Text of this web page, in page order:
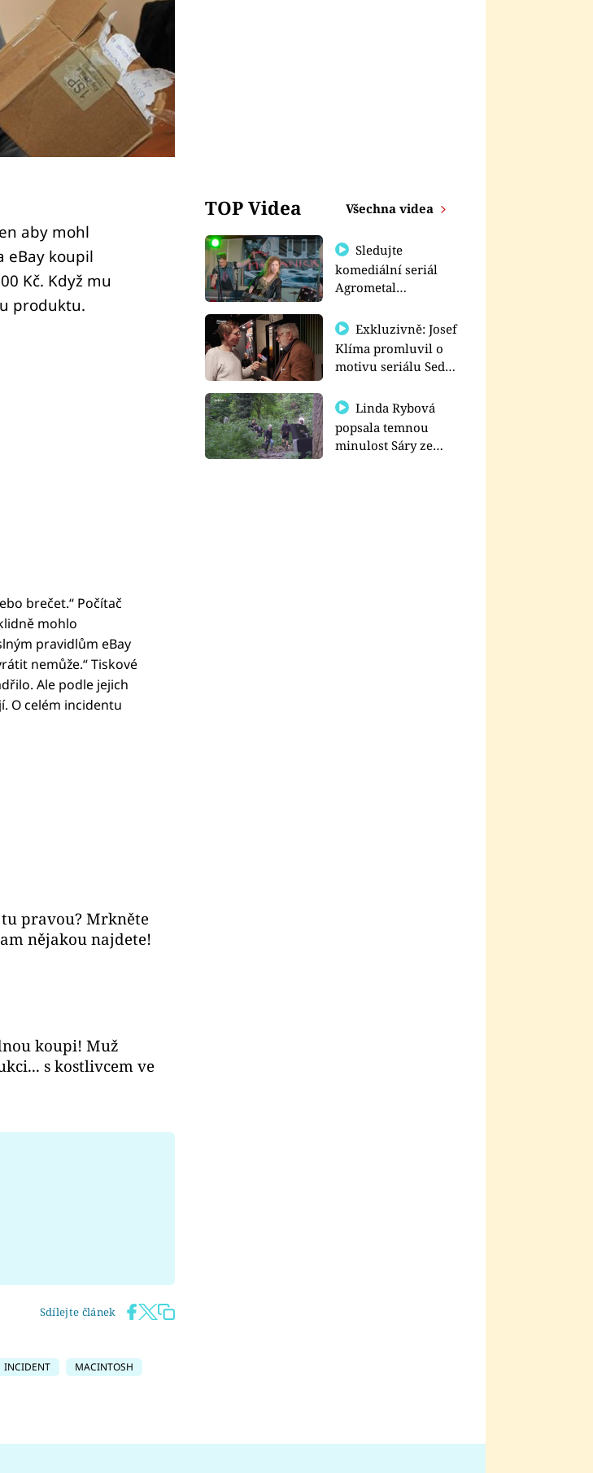
aby mohl
eBay koupil
Kč. Když mu
produktu.
brečet.“ Počítač
mohlo
pravidlům eBay
nemůže.“ Tiskové
Ale podle jejich
O celém incidentu
pravou? Mrkněte
nějakou najdete!
koupi! Muž
s kostlivcem ve
Sdílejte článek
INCIDENT
MACINTOSH
TOP Videa Všechna videa
Sledujte
komediální seriál
Agrometal
prima+
Exkluzivně: Josef
Klíma promluvil o
motivu seriálu Sedm
Linda Rybová
popsala temnou
minulost Sáry ze